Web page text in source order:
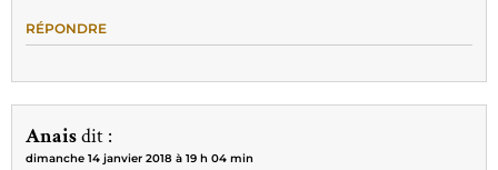
RÉPONDRE
Anaisdit :
dimanche 14 janvier 2018 à 19 h 04 min